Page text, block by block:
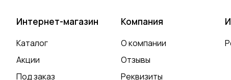
Интернет-магазин
Каталог
Акции
Под заказ
Компания
О компании
Отзывы
Реквизиты